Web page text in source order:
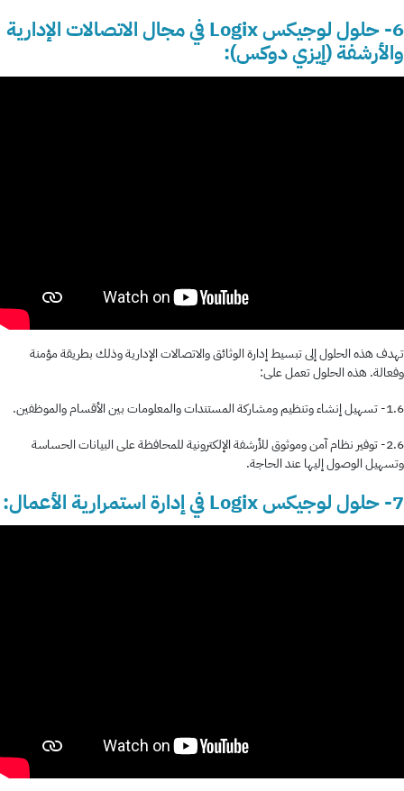
6- حلول لوجيكس Logix في مجال الاتصالات الإدارية
والأرشفة (إيزي دوكس):
تهدف هذه الحلول إلى تبسيط إدارة الوثائق والاتصالات الإدارية وذلك بطريقة مؤمنة
وفعالة. هذه الحلول تعمل على:
1.6- تسهيل إنشاء وتنظيم ومشاركة المستندات والمعلومات بين الأقسام والموظفين.
2.6- توفير نظام آمن وموثوق للأرشفة الإلكترونية للمحافظة على البيانات الحساسة
وتسهيل الوصول إليها عند الحاجة.
7- حلول لوجيكس Logix في إدارة استمرارية الأعمال: